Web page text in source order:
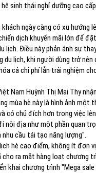
sinh thái nghỉ dưỡng cao
ngày càng có xu hướng
dịch khuyến mãi lớn để
lịch. Điều này phản ánh sự
du lịch, khi người dùng trở nên
cả chi phí lẫn trải nghiệm
Nam Huỳnh Thị Mai Thy
mùa hè này là hình ảnh một
có chủ đích hơn trong việc
nội địa như một phần quan
nhu cầu tái tạo năng lượng".
hè cao điểm, không ít đơn
cho ra mắt hàng loạt chương
khai chương trình "Mega